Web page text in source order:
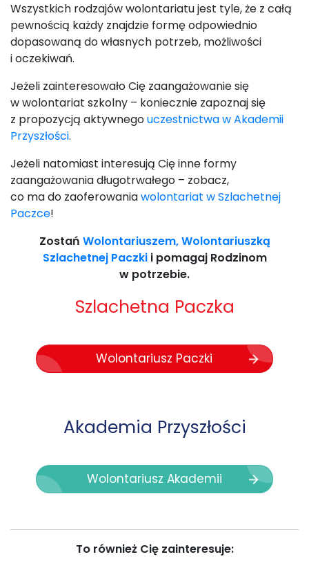
Wszystkich rodzajów wolontariatu jest tyle, że z całą
pewnością każdy znajdzie formę odpowiednio
dopasowaną do własnych potrzeb, możliwości
i oczekiwań.
Jeżeli zainteresowało Cię zaangażowanie się
w wolontariat szkolny – koniecznie zapoznaj się
z propozycją aktywnegouczestnictwa w Akademii
Przyszłości.
Jeżeli natomiast interesują Cię inne formy
zaangażowania długotrwałego – zobacz,
co ma do zaoferowaniawolontariat w Szlachetnej
Paczce!
Zostań Wolontariuszem, Wolontariuszką
Szlachetnej Paczkii pomagaj Rodzinom
w potrzebie.
Szlachetna Paczka
Wolontariusz Paczki
Akademia Przyszłości
Wolontariusz Akademii
To również Cię zainteresuje: